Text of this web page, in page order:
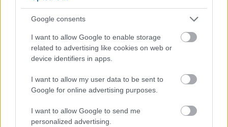
Google consents
I want to allow Google to enable storage
related to advertising like cookies on web or
device identifiers in apps.
I want to allow my user data to be sent to
Google for online advertising purposes.
I want to allow Google to send me
personalized advertising.
Szólj hozzá!
A hozzászóláshoz be kell lépned!